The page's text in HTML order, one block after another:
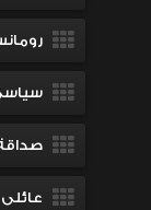
عائلى